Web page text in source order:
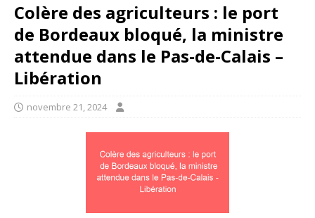
Colère des agriculteurs : le port
de Bordeaux bloqué, la ministre
attendue dans le Pas-de-Calais –
Libération
novembre 21, 2024